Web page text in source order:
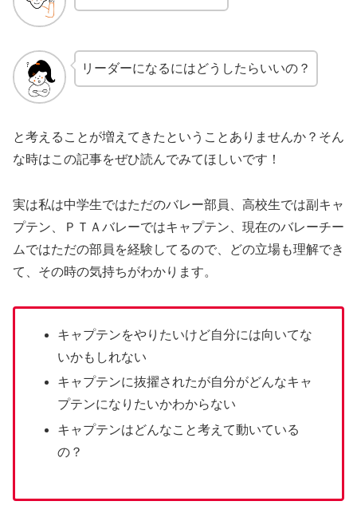
リーダーになるにはどうしたらいいの？
と考えることが増えてきたということありませんか？そん
な時はこの記事をぜひ読んでみてほしいです！
実は私は中学生ではただのバレー部員、高校生では副キャ
プテン、ＰＴＡバレーではキャプテン、現在のバレーチー
ムではただの部員を経験してるので、どの立場も理解でき
て、その時の気持ちがわかります。
キャプテンをやりたいけど自分には向いてな
いかもしれない
キャプテンに抜擢されたが自分がどんなキャ
プテンになりたいかわからない
キャプテンはどんなこと考えて動いている
の？